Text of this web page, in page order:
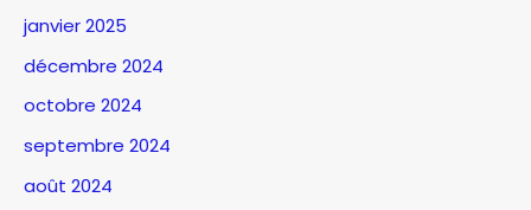
janvier 2025
décembre 2024
octobre 2024
septembre 2024
août 2024